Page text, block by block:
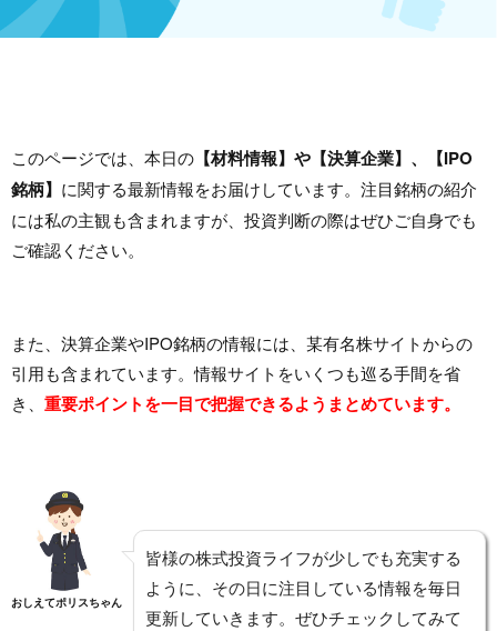
このページでは、本日の 【材料情報】や【決算企業】、【IPO
銘柄】 に関する最新情報をお届けしています。注目銘柄の紹介
には私の主観も含まれますが、投資判断の際はぜひご自身でも
ご確認ください。
また、決算企業やIPO銘柄の情報には、某有名株サイトからの
引用も含まれています。情報サイトをいくつも巡る手間を省
き、 重要ポイントを一目で把握できるようまとめています。
おしえてポリスちゃん
皆様の株式投資ライフが少しでも充実する
ように、その日に注目している情報を毎日
更新していきます。ぜひチェックしてみて